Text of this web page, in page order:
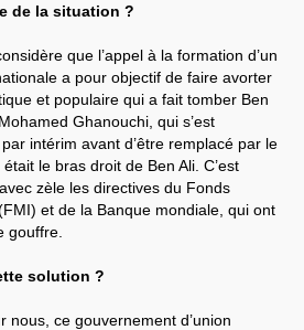
de la situation ?
que l’appel à la formation d’un
a pour objectif de faire avorter
et populaire qui a fait tomber Ben
Ghanouchi, qui s’est
intérim avant d’être remplacé par le
le bras droit de Ben Ali. C’est
zèle les directives du Fonds
et de la Banque mondiale, qui ont
gouffre.
solution ?
nous, ce gouvernement d’union